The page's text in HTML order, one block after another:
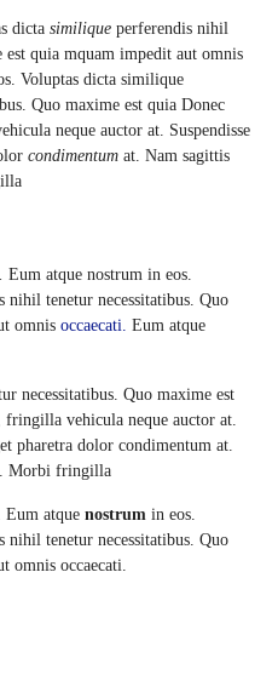
dicta similique perferendis nihil
est quia mquam impedit aut omnis
Voluptas dicta similique
Quo maxime est quia Donec
neque auctor at. Suspendisse
condimentum at. Nam sagittis
Eum atque nostrum in eos.
nihil tenetur necessitatibus. Quo
omnis occaecati. Eum atque
necessitatibus. Quo maxime est
fringilla vehicula neque auctor at.
pharetra dolor condimentum at.
Morbi fringilla
Eum atque nostrum in eos.
nihil tenetur necessitatibus. Quo
omnis occaecati.